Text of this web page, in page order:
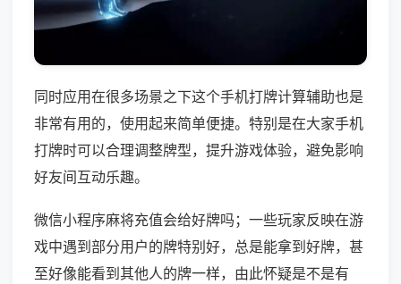
同时应用在很多场景之下这个手机打牌计算辅助也是
非常有用的，使用起来简单便捷。特别是在大家手机
打牌时可以合理调整牌型，提升游戏体验，避免影响
好友间互动乐趣。
微信小程序麻将充值会给好牌吗；一些玩家反映在游
戏中遇到部分用户的牌特别好，总是能拿到好牌，甚
至好像能看到其他人的牌一样，由此怀疑是不是有